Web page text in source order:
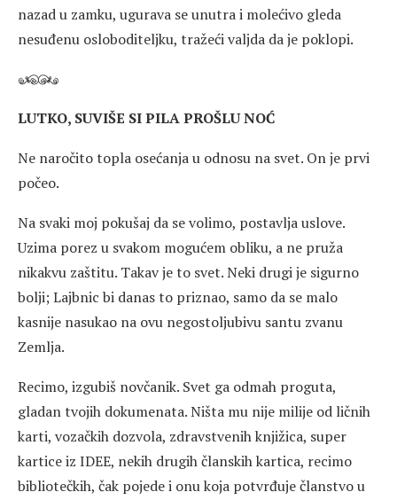
nazad u zamku, ugurava se unutra i molećivo gleda
nesuđenu osloboditeljku, tražeći valjda da je poklopi.
LUTKO, SUVIŠE SI PILA PROŠLU NOĆ
Ne naročito topla osećanja u odnosu na svet. On je prvi
počeo.
Na svaki moj pokušaj da se volimo, postavlja uslove.
Uzima porez u svakom mogućem obliku, a ne pruža
nikakvu zaštitu. Takav je to svet. Neki drugi je sigurno
bolji; Lajbnic bi danas to priznao, samo da se malo
kasnije nasukao na ovu negostoljubivu santu zvanu
Zemlja.
Recimo, izgubiš novčanik. Svet ga odmah proguta,
gladan tvojih dokumenata. Ništa mu nije milije od ličnih
karti, vozačkih dozvola, zdravstvenih knjižica, super
kartice iz IDEE, nekih drugih članskih kartica, recimo
bibliotečkih, čak pojede i onu koja potvrđuje članstvo u